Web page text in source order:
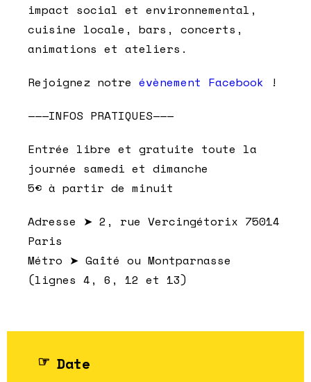
impact social et environnemental,
cuisine locale, bars, concerts,
animations et ateliers.
Rejoignez notre évènement Facebook !
———INFOS PRATIQUES———
Entrée libre et gratuite toute la
journée samedi et dimanche
5€ à partir de minuit
Adresse ➤ 2, rue Vercingétorix 75014
Paris
Métro ➤ Gaîté ou Montparnasse
(lignes 4, 6, 12 et 13)
Date